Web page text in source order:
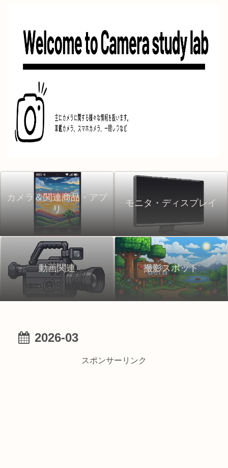
カメラ＆関連商品・アプ
リ
モニタ・ディスプレイ
動画関連 撮影スポット
2026-03
スポンサーリンク